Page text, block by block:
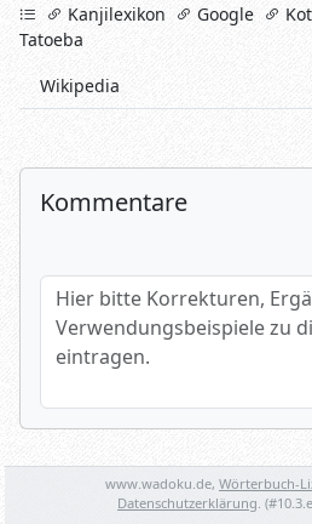
linksKanjilexikon Google
Tatoeba
Wikipedia
Kommentare
Hier bitte Korrekturen,
www.wadoku.de, Wörterbuch-
Datenschutzerklärung . (#